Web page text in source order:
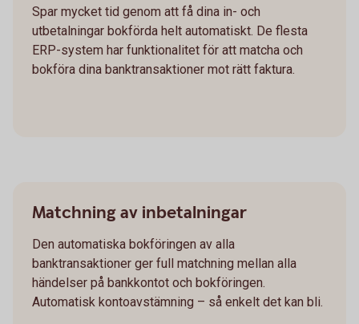
Spar mycket tid genom att få dina in- och
utbetalningar bokförda helt automatiskt. De flesta
ERP-system har funktionalitet för att matcha och
bokföra dina banktransaktioner mot rätt faktura.
Matchning av inbetalningar
Den automatiska bokföringen av alla
banktransaktioner ger full matchning mellan alla
händelser på bankkontot och bokföringen.
Automatisk kontoavstämning – så enkelt det kan bli.